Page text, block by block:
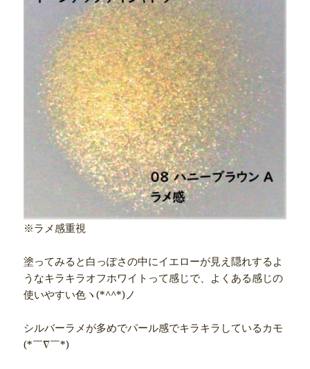
※ラメ感重視
塗ってみると白っぽさの中にイエローが見え隠れするよ
うなキラキラオフホワイトって感じで、よくある感じの
使いやすい色ヽ(*^^*)ノ
シルバーラメが多めでパール感でキラキラしているカモ
(*￣∇￣*)